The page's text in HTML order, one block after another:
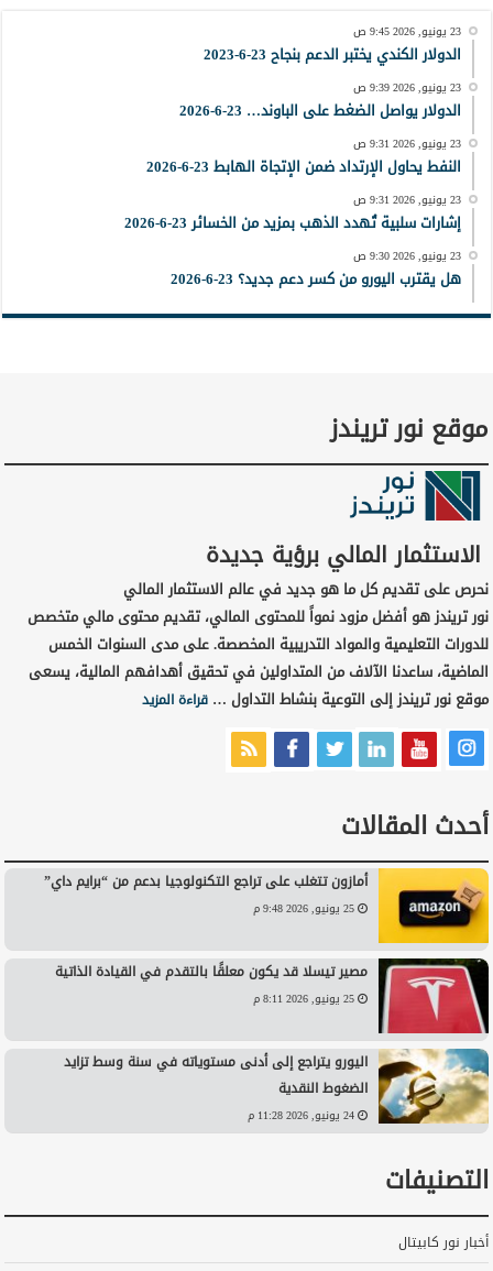
23 يونيو, 2026 9:45 ص
الدولار الكندي يختبر الدعم بنجاح 23-6-2023
23 يونيو, 2026 9:39 ص
الدولار يواصل الضغط على الباوند… 23-6-2026
23 يونيو, 2026 9:31 ص
النفط يحاول الإرتداد ضمن الإتجاة الهابط 23-6-2026
23 يونيو, 2026 9:31 ص
إشارات سلبية تُهدد الذهب بمزيد من الخسائر 23-6-2026
23 يونيو, 2026 9:30 ص
هل يقترب اليورو من كسر دعم جديد؟ 23-6-2026
موقع نور تريندز
الاستثمار المالي برؤية جديدة
نحرص على تقديم كل ما هو جديد في عالم الاستثمار المالي
نور تريندز هو أفضل مزود نمواً للمحتوى المالي، تقديم محتوى مالي متخصص
للدورات التعليمية والمواد التدريبية المخصصة. على مدى السنوات الخمس
الماضية، ساعدنا الآلاف من المتداولين في تحقيق أهدافهم المالية، يسعى
موقع نور تريندز إلى التوعية بنشاط التداول …قراءة المزيد
أحدث المقالات
أمازون تتغلب على تراجع التكنولوجيا بدعم من “برايم داي”
25 يونيو, 2026 9:48 م
مصير تيسلا قد يكون معلقًا بالتقدم في القيادة الذاتية
25 يونيو, 2026 8:11 م
اليورو يتراجع إلى أدنى مستوياته في سنة وسط تزايد
الضغوط النقدية
24 يونيو, 2026 11:28 م
التصنيفات
أخبار نور كابيتال